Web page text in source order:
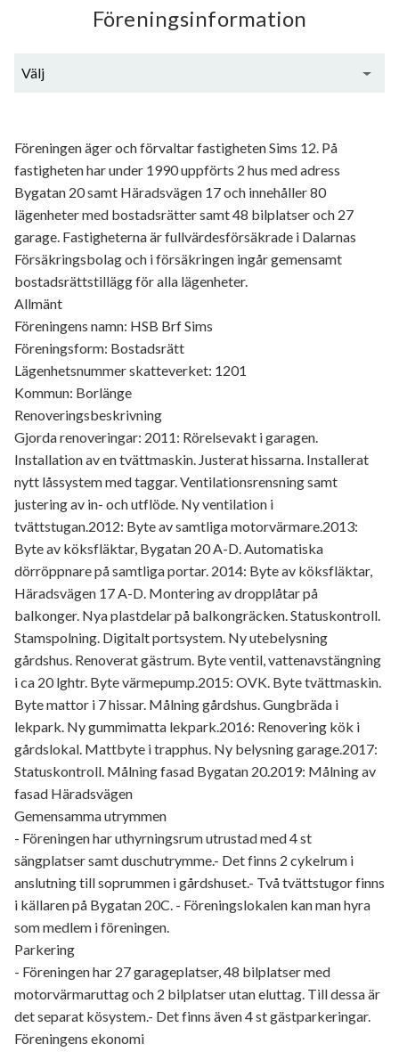
Föreningsinformation
Välj
Föreningen äger och förvaltar fastigheten Sims 12. På
fastigheten har under 1990 uppförts 2 hus med adress
Bygatan 20 samt Häradsvägen 17 och innehåller 80
lägenheter med bostadsrätter samt 48 bilplatser och 27
garage. Fastigheterna är fullvärdesförsäkrade i Dalarnas
Försäkringsbolag och i försäkringen ingår gemensamt
bostadsrättstillägg för alla lägenheter.
Allmänt
Föreningens namn: HSB Brf Sims
Föreningsform: Bostadsrätt
Lägenhetsnummer skatteverket: 1201
Kommun: Borlänge
Renoveringsbeskrivning
Gjorda renoveringar: 2011: Rörelsevakt i garagen.
Installation av en tvättmaskin. Justerat hissarna. Installerat
nytt låssystem med taggar. Ventilationsrensning samt
justering av in- och utflöde. Ny ventilation i
tvättstugan.2012: Byte av samtliga motorvärmare.2013:
Byte av köksfläktar, Bygatan 20 A-D. Automatiska
dörröppnare på samtliga portar. 2014: Byte av köksfläktar,
Häradsvägen 17 A-D. Montering av dropplåtar på
balkonger. Nya plastdelar på balkongräcken. Statuskontroll.
Stamspolning. Digitalt portsystem. Ny utebelysning
gårdshus. Renoverat gästrum. Byte ventil, vattenavstängning
i ca 20 lghtr. Byte värmepump.2015: OVK. Byte tvättmaskin.
Byte mattor i 7 hissar. Målning gårdshus. Gungbräda i
lekpark. Ny gummimatta lekpark.2016: Renovering kök i
gårdslokal. Mattbyte i trapphus. Ny belysning garage.2017:
Statuskontroll. Målning fasad Bygatan 20.2019: Målning av
fasad Häradsvägen
Gemensamma utrymmen
- Föreningen har uthyrningsrum utrustad med 4 st
sängplatser samt duschutrymme.- Det finns 2 cykelrum i
anslutning till soprummen i gårdshuset.- Två tvättstugor finns
i källaren på Bygatan 20C. - Föreningslokalen kan man hyra
som medlem i föreningen.
Parkering
- Föreningen har 27 garageplatser, 48 bilplatser med
motorvärmaruttag och 2 bilplatser utan eluttag. Till dessa är
det separat kösystem.- Det finns även 4 st gästparkeringar.
Föreningens ekonomi